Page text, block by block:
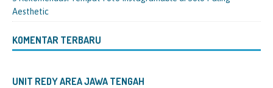
Aesthetic
KOMENTAR TERBARU
UNIT REDY AREA JAWA TENGAH